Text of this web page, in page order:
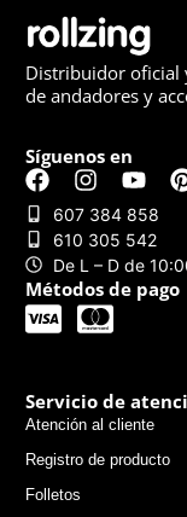
Distribuidor oficial
de andadores y
Síguenos en
607 384 858
610 305 542
De L – D de
Métodos de pago
Servicio de
Atención al cliente
Registro de producto
Folletos